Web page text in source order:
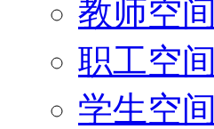
教师空间
职工空间
学生空间